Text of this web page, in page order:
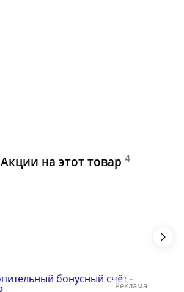
Акции на этот товар 4
Реклама